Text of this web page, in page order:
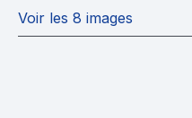
Voir les 8 images